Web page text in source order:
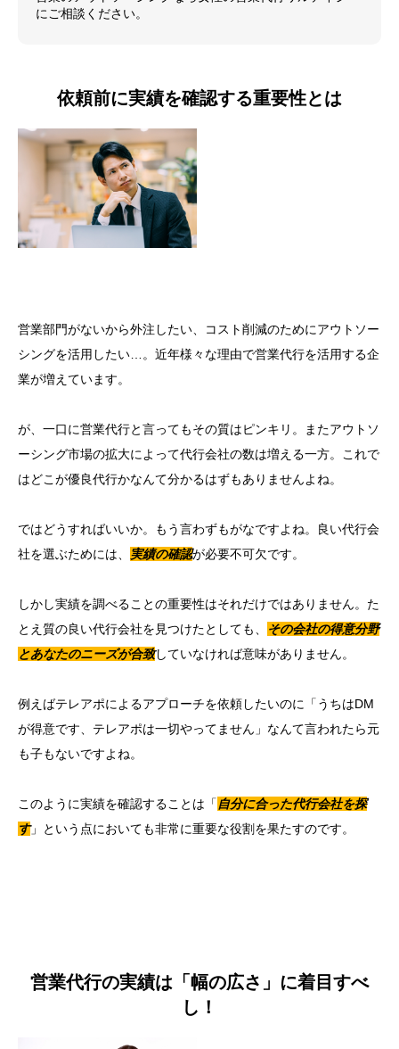
にご相談ください。
依頼前に実績を確認する重要性とは
営業部門がないから外注したい、コスト削減のためにアウトソー
シングを活用したい…。近年様々な理由で営業代行を活用する企
業が増えています。
が、一口に営業代行と言ってもその質はピンキリ。またアウトソ
ーシング市場の拡大によって代行会社の数は増える一方。これで
はどこが優良代行かなんて分かるはずもありませんよね。
ではどうすればいいか。もう言わずもがなですよね。良い代行会
社を選ぶためには、 実績の確認が必要不可欠です。
しかし実績を調べることの重要性はそれだけではありません。た
とえ質の良い代行会社を見つけたとしても、
その会社の得意分野
とあなたのニーズが合致していなければ意味がありません。
例えばテレアポによるアプローチを依頼したいのに「うちはDM
が得意です、テレアポは一切やってません」なんて言われたら元
も子もないですよね。
このように実績を確認することは「 自分に合った代行会社を探
す」という点においても非常に重要な役割を果たすのです。
営業代行の実績は「幅の広さ」に着目すべ
し！